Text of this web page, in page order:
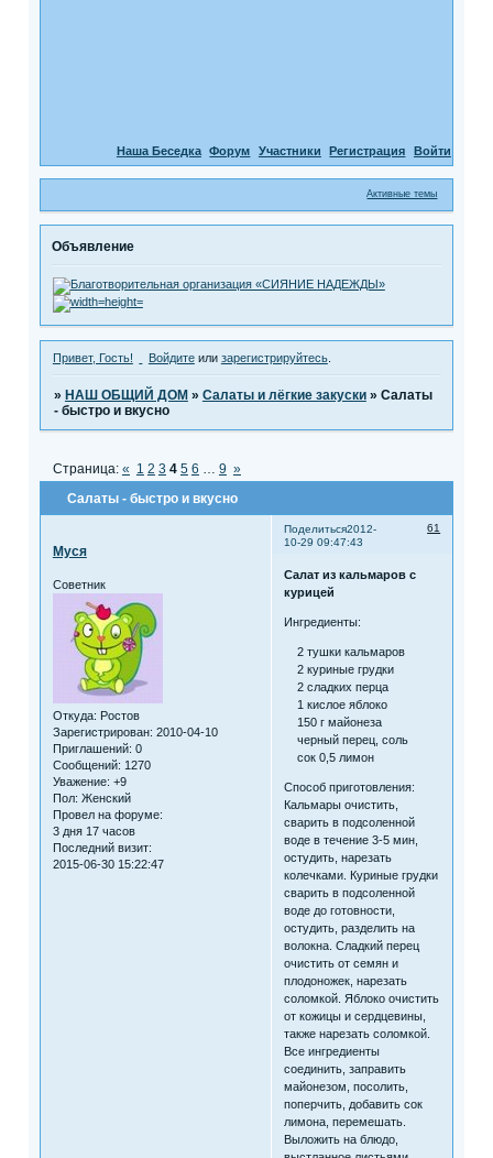
Наша Беседка Форум Участники Регистрация Войти
Активные темы
Объявление
Привет, Гость! Войдитеили зарегистрируйтесь.
» НАШ ОБЩИЙ ДОМ » Салаты и лёгкие закуски » Салаты
- быстро и вкусно
Салаты - быстро и вкусно
Страница: « 1 2 3 4 5 6 9 »
Поделиться 61
2012-
10-29 09:47:43
Муся
Советник
Откуда: Ростов
Зарегистрирован: 2010-04-10
Приглашений: 0
Сообщений: 1270
Уважение: +9
Пол: Женский
Провел на форуме:
3 дня 17 часов
Последний визит:
2015-06-30 15:22:47
Салат из кальмаров с
курицей
Ингредиенты:
2 тушки кальмаров
2 куриные грудки
2 сладких перца
1 кислое яблоко
150 г майонеза
черный перец, соль
сок 0,5 лимон
Способ приготовления:
Кальмары очистить,
сварить в подсоленной
воде в течение 3-5 мин,
остудить, нарезать
колечками. Куриные грудки
сварить в подсоленной
воде до готовности,
остудить, разделить на
волокна. Сладкий перец
очистить от семян и
плодоножек, нарезать
соломкой. Яблоко очистить
от кожицы и сердцевины,
также нарезать соломкой.
Все ингредиенты
соединить, заправить
майонезом, посолить,
поперчить, добавить сок
лимона, перемешать.
Выложить на блюдо,